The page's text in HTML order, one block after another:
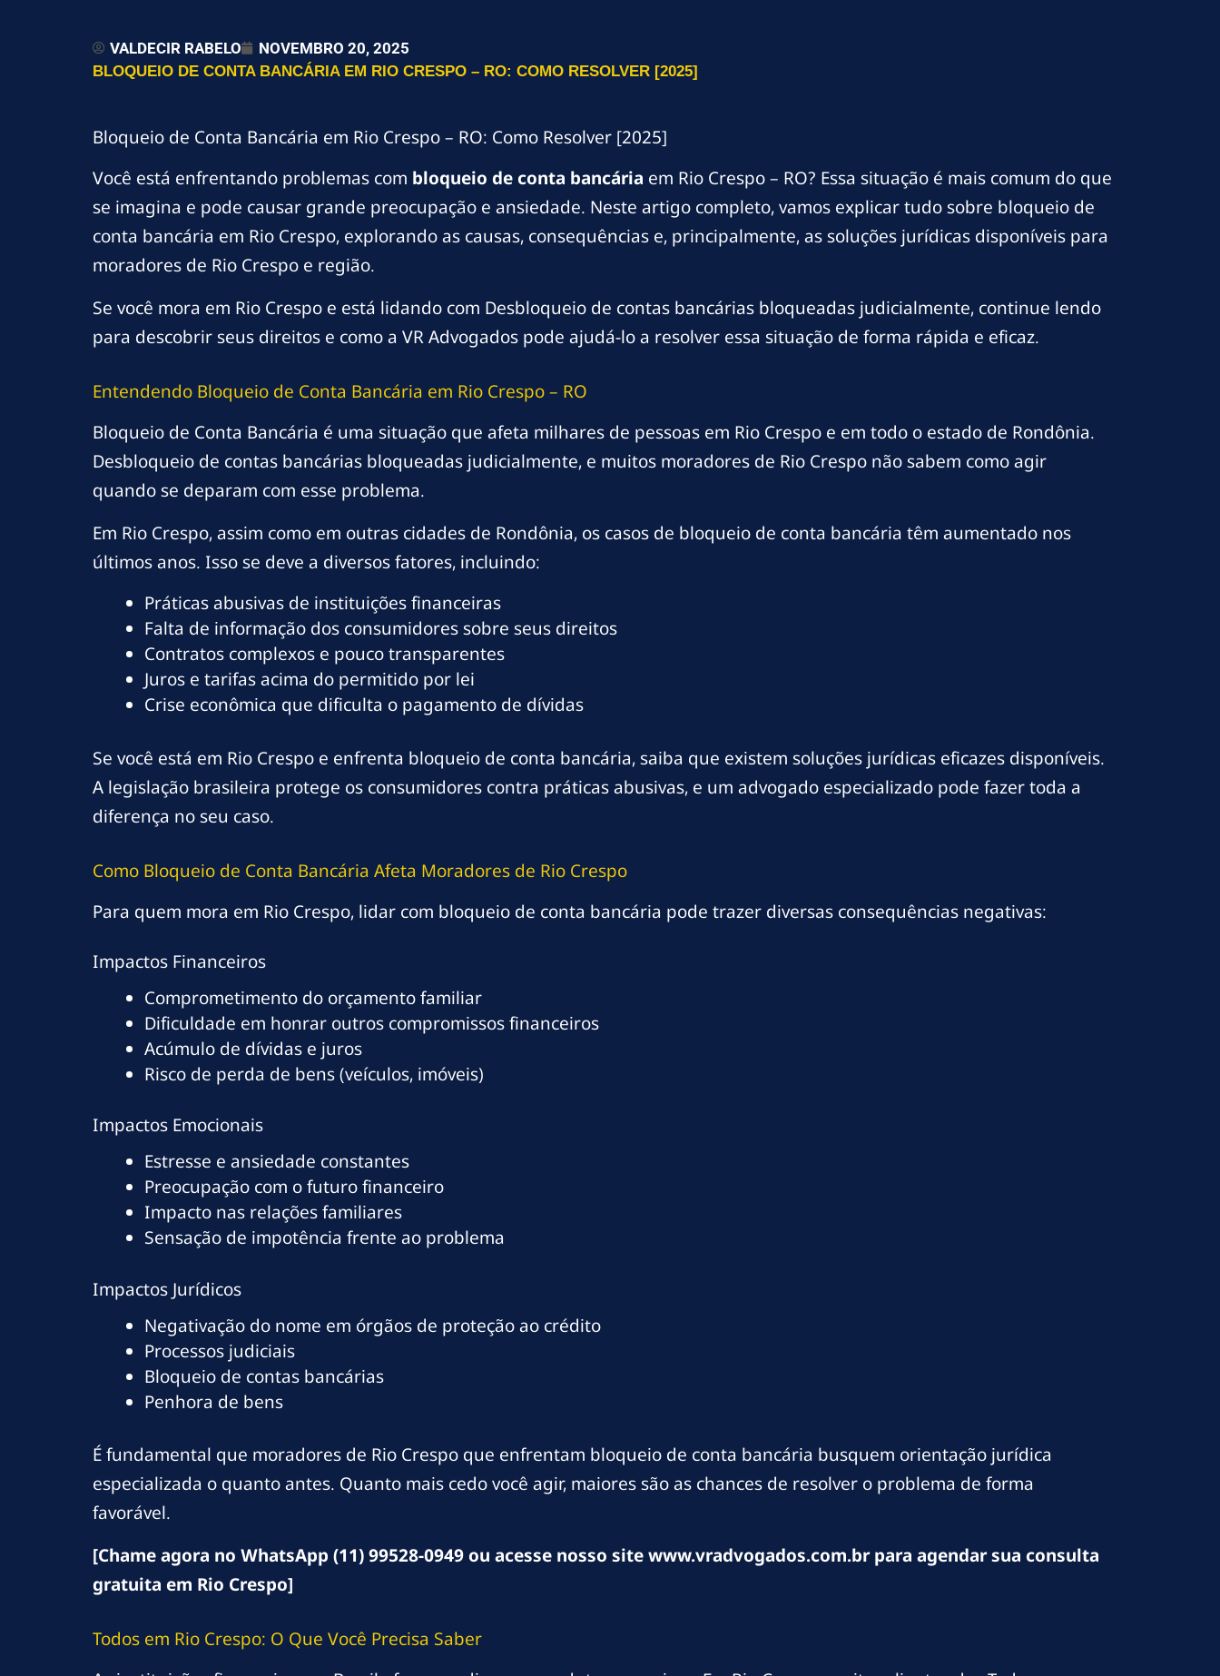
VALDECIR RABELO NOVEMBRO 20, 2025
BLOQUEIO DE CONTA BANCÁRIA EM RIO CRESPO – RO: COMO RESOLVER [2025]
Bloqueio de Conta Bancária em Rio Crespo – RO: Como Resolver [2025]
Você está enfrentando problemas com bloqueio de conta bancária em Rio Crespo – RO? Essa situação é mais comum do que
se imagina e pode causar grande preocupação e ansiedade. Neste artigo completo, vamos explicar tudo sobre bloqueio de
conta bancária em Rio Crespo, explorando as causas, consequências e, principalmente, as soluções jurídicas disponíveis para
moradores de Rio Crespo e região.
Se você mora em Rio Crespo e está lidando com Desbloqueio de contas bancárias bloqueadas judicialmente, continue lendo
para descobrir seus direitos e como a VR Advogados pode ajudá-lo a resolver essa situação de forma rápida e eficaz.
Entendendo Bloqueio de Conta Bancária em Rio Crespo – RO
Bloqueio de Conta Bancária é uma situação que afeta milhares de pessoas em Rio Crespo e em todo o estado de Rondônia.
Desbloqueio de contas bancárias bloqueadas judicialmente, e muitos moradores de Rio Crespo não sabem como agir
quando se deparam com esse problema.
Em Rio Crespo, assim como em outras cidades de Rondônia, os casos de bloqueio de conta bancária têm aumentado nos
últimos anos. Isso se deve a diversos fatores, incluindo:
Práticas abusivas de instituições financeiras
Falta de informação dos consumidores sobre seus direitos
Contratos complexos e pouco transparentes
Juros e tarifas acima do permitido por lei
Crise econômica que dificulta o pagamento de dívidas
Se você está em Rio Crespo e enfrenta bloqueio de conta bancária, saiba que existem soluções jurídicas eficazes disponíveis.
A legislação brasileira protege os consumidores contra práticas abusivas, e um advogado especializado pode fazer toda a
diferença no seu caso.
Como Bloqueio de Conta Bancária Afeta Moradores de Rio Crespo
Para quem mora em Rio Crespo, lidar com bloqueio de conta bancária pode trazer diversas consequências negativas:
Impactos Financeiros
Comprometimento do orçamento familiar
Dificuldade em honrar outros compromissos financeiros
Acúmulo de dívidas e juros
Risco de perda de bens (veículos, imóveis)
Impactos Emocionais
Estresse e ansiedade constantes
Preocupação com o futuro financeiro
Impacto nas relações familiares
Sensação de impotência frente ao problema
Impactos Jurídicos
Negativação do nome em órgãos de proteção ao crédito
Processos judiciais
Bloqueio de contas bancárias
Penhora de bens
É fundamental que moradores de Rio Crespo que enfrentam bloqueio de conta bancária busquem orientação jurídica
especializada o quanto antes. Quanto mais cedo você agir, maiores são as chances de resolver o problema de forma
favorável.
[Chame agora no WhatsApp (11) 99528-0949 ou acesse nosso site www.vradvogados.com.br para agendar sua consulta
gratuita em Rio Crespo]
Todos em Rio Crespo: O Que Você Precisa Saber